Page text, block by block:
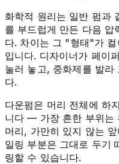
화학적 원리는 일반 펌과
를 부드럽게 만든 다음 압
다. 차이는 그 "형태"가 컬
입니다. 디자이너가 페이
눌러 놓고, 중화제를 발
다.
다운펌은 머리 전체에 하
니다 — 가장 흔한 부위는
머리, 가만히 있지 않는
일링 부분은 그대로 두기
링할 수 있습니다.